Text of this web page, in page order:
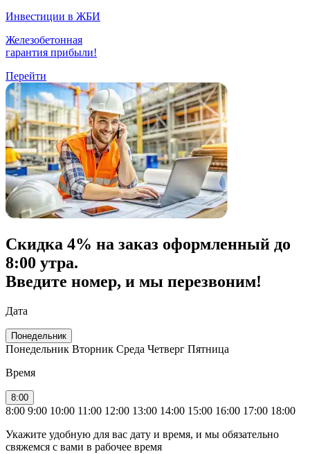
Инвестиции в ЖБИ
Железобетонная
гарантия прибыли!
Перейти
Скидка 4% на заказ оформленный до
8:00 утра.
Введите номер, и мы перезвоним!
Дата
Понедельник
Понедельник Вторник Среда Четверг Пятница
Время
8:00
8:00 9:00 10:00 11:00 12:00 13:00 14:00 15:00 16:00 17:00 18:00
Укажите удобную для вас дату и время, и мы обязательно
свяжемся с вами в рабочее время